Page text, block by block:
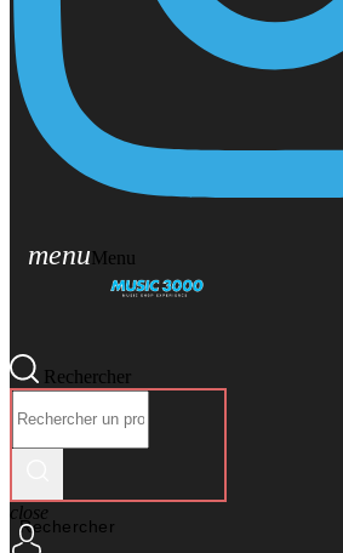
menuMenu
Rechercher
Rechercher
close